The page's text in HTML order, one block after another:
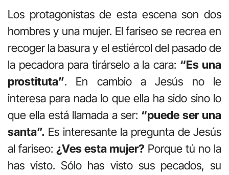
Los protagonistas de esta escena son dos
hombres y una mujer. El fariseo se recrea en
recoger la basura y el estiércol del pasado de
la pecadora para tirárselo a la cara: “Es una
prostituta”. En cambio a Jesús no le
interesa para nada lo que ella ha sido sino lo
que ella está llamada a ser: “puede ser una
santa”. Es interesante la pregunta de Jesús
al fariseo: ¿Ves esta mujer? Porque tú no la
has visto. Sólo has visto sus pecados, su